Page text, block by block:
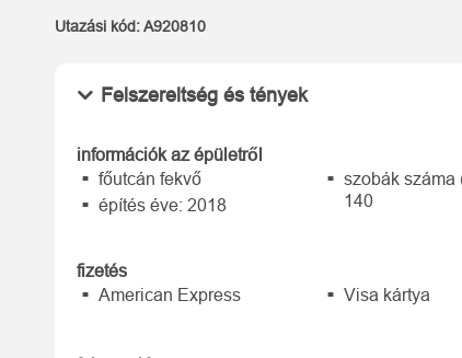
Utazási kód:A920810
Felszereltség és tények
információk az épületről
főutcán fekvő
építés éve: 2018
szobák száma
140
fizetés
American Express
Visa kártya